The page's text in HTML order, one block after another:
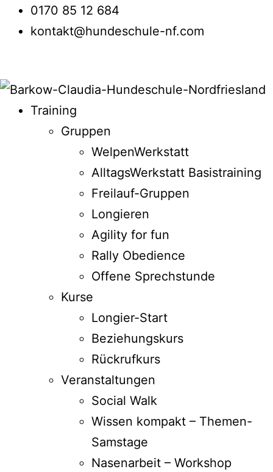
0170 85 12 684
kontakt@hundeschule-nf.com
Training
Gruppen
WelpenWerkstatt
AlltagsWerkstatt Basistraining
Freilauf-Gruppen
Longieren
Agility for fun
Rally Obedience
Offene Sprechstunde
Kurse
Longier-Start
Beziehungskurs
Rückrufkurs
Veranstaltungen
Social Walk
Wissen kompakt – Themen-
Samstage
Nasenarbeit – Workshop